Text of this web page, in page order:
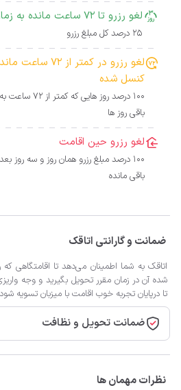
لغو رزرو تا 72 ساعت مانده به زمان ورود روز کنسل شده
25 درصد کل مبلغ رزرو
لغو رزرو در کمتر
کنسل شده
باقی روز ها
لغو رزرو حین اقامت
باقی مانده
ضمانت و گارانتی اتاقک
اتاقک به شما اطمینان می‌دهد تا اقامتگاهی
شده آن در زمان مقرر تحویل بگیرید و وجه
تا درپایان تجربه خوب اقامت با میزبان تسویه
ضمانت تحویل و نظافت
نظرات مهمان ها